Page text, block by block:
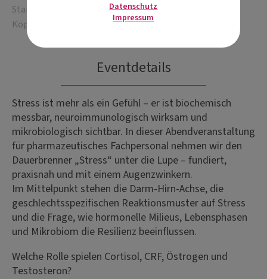
Startseite
STRESS – Frauensache? Männersache?
Kopfsache!
Eventdetails
Stress ist mehr als ein Gefühl – er ist biochemisch
messbar, neuroimmunologisch wirksam und
mikrobiologisch sichtbar. In dieser Abendveranstaltung
für pharmazeutisches Fachpersonal nehmen wir den
Dauerbrenner „Stress“ unter die Lupe – fundiert,
praxisnah und mit einem Augenzwinkern.
Im Mittelpunkt stehen die Darm-Hirn-Achse, die
geschlechtsspezifischen Reaktionsmuster auf Stress
und die Frage, wie hormonelle Milieus, Lebensphasen
und Mikrobiom die Resilienz beeinflussen.
Welche Rolle spielen Cortisol, CRF, Östrogen und
Testosteron?
Datenschutz
Impressum